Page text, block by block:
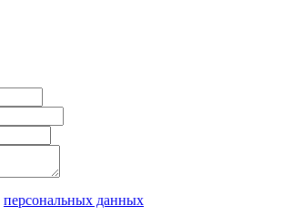
персональных данных